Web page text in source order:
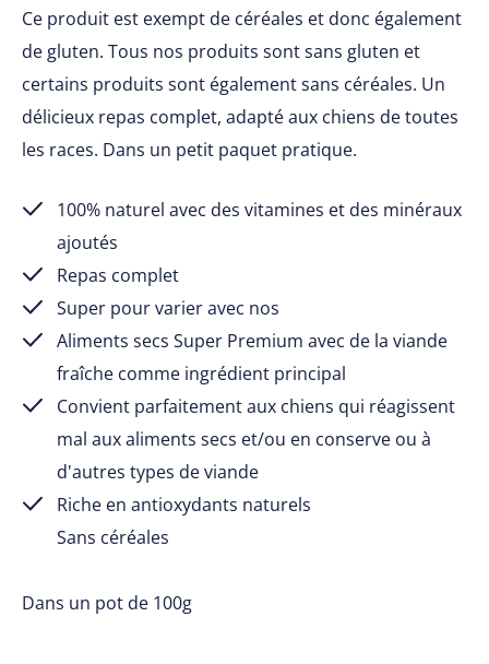
Ce produit est exempt de céréales et donc également
de gluten. Tous nos produits sont sans gluten et
certains produits sont également sans céréales. Un
délicieux repas complet, adapté aux chiens de toutes
les races. Dans un petit paquet pratique.
100% naturel avec des vitamines et des minéraux
ajoutés
Repas complet
Super pour varier avec nos
Aliments secs Super Premium avec de la viande
fraîche comme ingrédient principal
Convient parfaitement aux chiens qui réagissent
mal aux aliments secs et/ou en conserve ou à
d'autres types de viande
Riche en antioxydants naturels
Sans céréales
Dans un pot de 100g